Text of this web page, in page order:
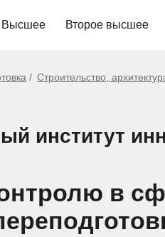
Высшее Второе высшее
Строительство,
институт
в